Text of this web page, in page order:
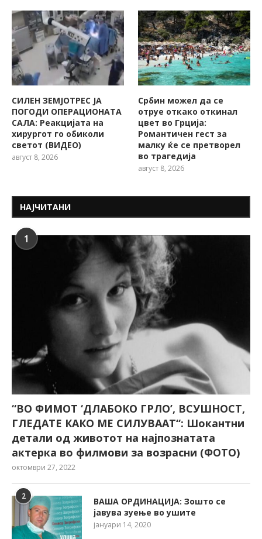
СИЛЕН ЗЕМЈОТРЕС ЈА
ПОГОДИ ОПЕРАЦИОНАТА
САЛА: Реакцијата на
хирургот го обиколи
светот (ВИДЕО)
август 8, 2026
Србин можел да се
отруе откако откинал
цвет во Грција:
Романтичен гест за
малку ќе се претворел
во трагедија
август 8, 2026
НАЈЧИТАНИ
1
“ВО ФИМОТ ‘ДЛАБОКО ГРЛО’, ВСУШНОСТ,
ГЛЕДАТЕ КАКО МЕ СИЛУВААТ“: Шокантни
детали од животот на најпознатата
актерка во филмови за возрасни (ФОТО)
октомври 27, 2022
2
ВАША ОРДИНАЦИЈА: Зошто се
јавува зуење во ушите
јануари 14, 2020